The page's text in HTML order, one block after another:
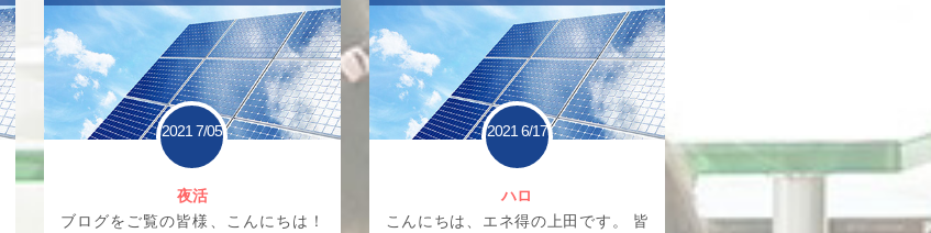
2021 7/05
夜活
ブログをご覧の皆様、こんにちは！
2021 6/17
ハロ
こんにちは、エネ得の上田です。 皆